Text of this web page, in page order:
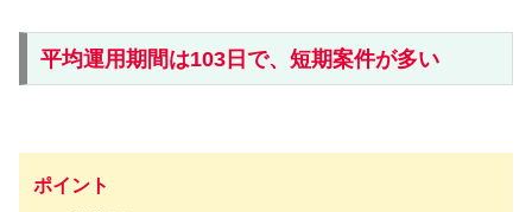
平均運用期間は103日で、短期案件が多い
ポイント